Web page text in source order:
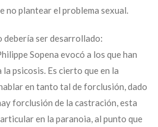
no plantear el problema sexual.
ser desarrollado:
Sopena evocó a los que han
psicosis. Es cierto que en la
en tanto tal de forclusión, dado
forclusión de la castración, esta
en la paranoia, al punto que